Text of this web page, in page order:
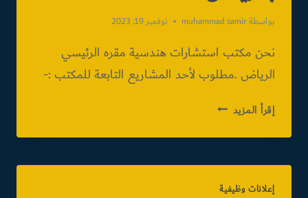
بواسطةmuhammad samir نوفمبر 19, 2023
نحن مكتب استشارات هندسية مقره الرئيسي
الرياض .مطلوب لأحد المشاريع التابعة للمكتب :-
إقرأ المزيد مكتب
هندسية
إعلانات وظيفية